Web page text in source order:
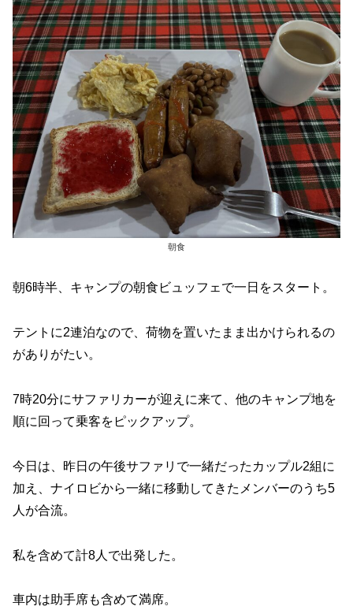
朝食
朝6時半、キャンプの朝食ビュッフェで一日をスタート。
テントに2連泊なので、荷物を置いたまま出かけられるの
がありがたい。
7時20分にサファリカーが迎えに来て、他のキャンプ地を
順に回って乗客をピックアップ。
今日は、昨日の午後サファリで一緒だったカップル2組に
加え、ナイロビから一緒に移動してきたメンバーのうち5
人が合流。
私を含めて計8人で出発した。
車内は助手席も含めて満席。